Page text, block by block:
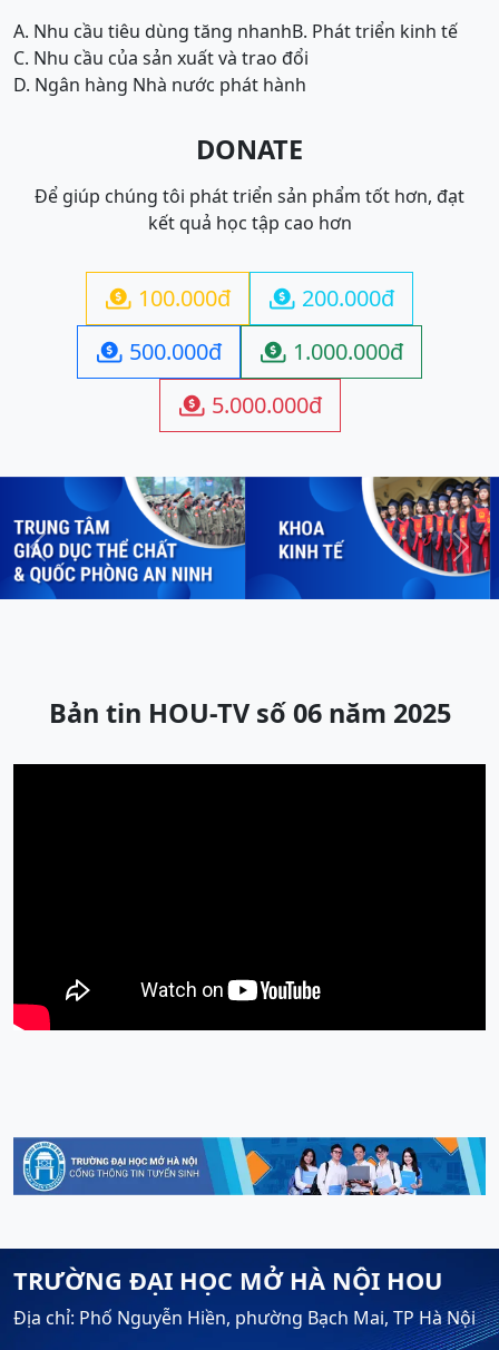
A. Nhu cầu tiêu dùng tăng nhanhB. Phát triển kinh tế
C. Nhu cầu của sản xuất và trao đổi
D. Ngân hàng Nhà nước phát hành
DONATE
Để giúp chúng tôi phát triển sản phẩm tốt hơn, đạt
kết quả học tập cao hơn
 100.000đ  200.000đ
 500.000đ  1.000.000đ
 5.000.000đ
Previous Next
Bản tin HOU-TV số 06 năm 2025
TRƯỜNG ĐẠI HỌC MỞ HÀ NỘI HOU
Địa chỉ: Phố Nguyễn Hiền, phường Bạch Mai, TP Hà Nội